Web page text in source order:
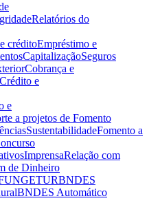
Relatórios do
créditoEmpréstimo e
CapitalizaçãoSeguros
Cobrança e
Crédito e
e
a projetos de Fomento
SustentabilidadeFomento a
ImprensaRelação com
de Dinheiro
BNDES
BNDES Automático